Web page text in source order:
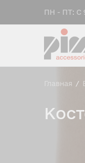
ПН - ПТ: С
Главная /